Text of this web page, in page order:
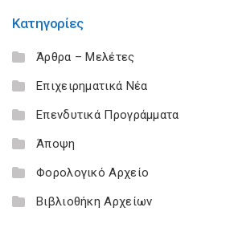
Κατηγορίες
Άρθρα – Μελέτες
Επιχειρηματικά Νέα
Επενδυτικά Προγράμματα
Άποψη
Φορολογικό Αρχείο
Βιβλιοθήκη Αρχείων